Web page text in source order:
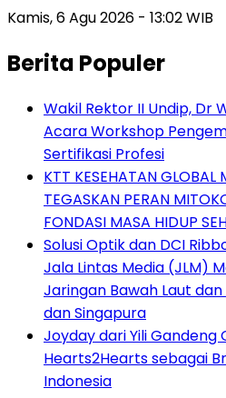
Kamis, 6 Agu 2026 - 13:02 WIB
Berita Populer
Wakil Rektor II Undip, Dr
Acara Workshop
Sertifikasi Profesi
KTT KESEHATAN
TEGASKAN PERAN
FONDASI MASA HIDUP
Solusi Optik dan DCI
Jala Lintas Media (JLM)
Jaringan Bawah Laut
dan Singapura
Joyday dari Yili Gandeng
Hearts2Hearts sebagai
Indonesia